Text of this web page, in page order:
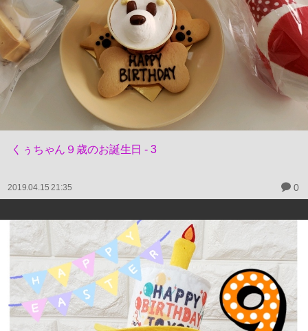
くぅちゃん９歳のお誕生日 - 3
2019.04.15 21:35 0